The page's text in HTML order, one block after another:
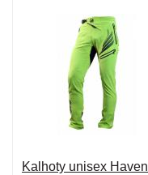
Kalhoty unisex Haven